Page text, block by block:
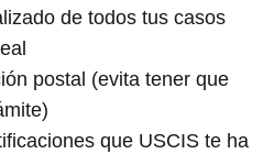
de todos tus casos
postal (evita tener que
que USCIS te ha